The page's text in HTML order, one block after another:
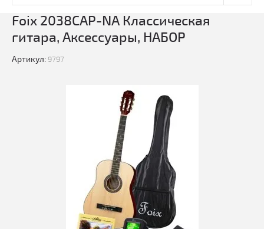
Foix 2038CAP-NA Классическая
гитара, Аксессуары, НАБОР
Артикул: 9797